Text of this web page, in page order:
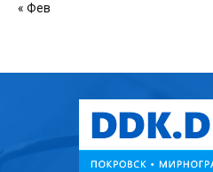
« Фев